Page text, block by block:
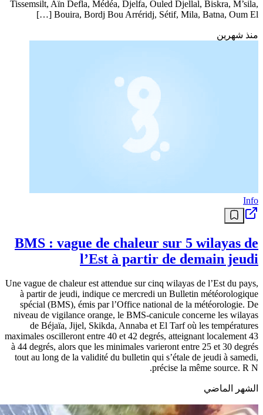
Tissemsilt, Aïn Defla, Médéa, Djelfa, Ouled Djellal, Biskra, M’sila,
Bouira, Bordj Bou Arréridj, Sétif, Mila, Batna, Oum El […]
منذ شهرين
Info
BMS : vague de chaleur sur 5 wilayas de
l’Est à partir de demain jeudi
Une vague de chaleur est attendue sur cinq wilayas de l’Est du pays,
à partir de jeudi, indique ce mercredi un Bulletin météorologique
spécial (BMS), émis par l’Office national de la météorologie. De
niveau de vigilance orange, le BMS-canicule concerne les wilayas
de Béjaïa, Jijel, Skikda, Annaba et El Tarf où les températures
maximales oscilleront entre 40 et 42 degrés, atteignant localement 43
à 44 degrés, alors que les minimales varieront entre 25 et 30 degrés
tout au long de la validité du bulletin qui s’étale de jeudi à samedi,
précise la même source. R N.
الشهر الماضي